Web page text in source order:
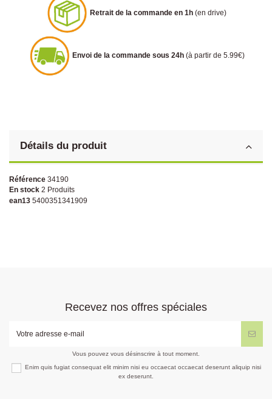
Retrait de la commande en 1h (en drive)
Envoi de la commande sous 24h (à partir de 5.99€)
Détails du produit
Référence 34190
En stock 2 Produits
ean13 5400351341909
Recevez nos offres spéciales
Vous pouvez vous désinscrire à tout moment.
Enim quis fugiat consequat elit minim nisi eu occaecat occaecat deserunt aliquip nisi
ex deserunt.